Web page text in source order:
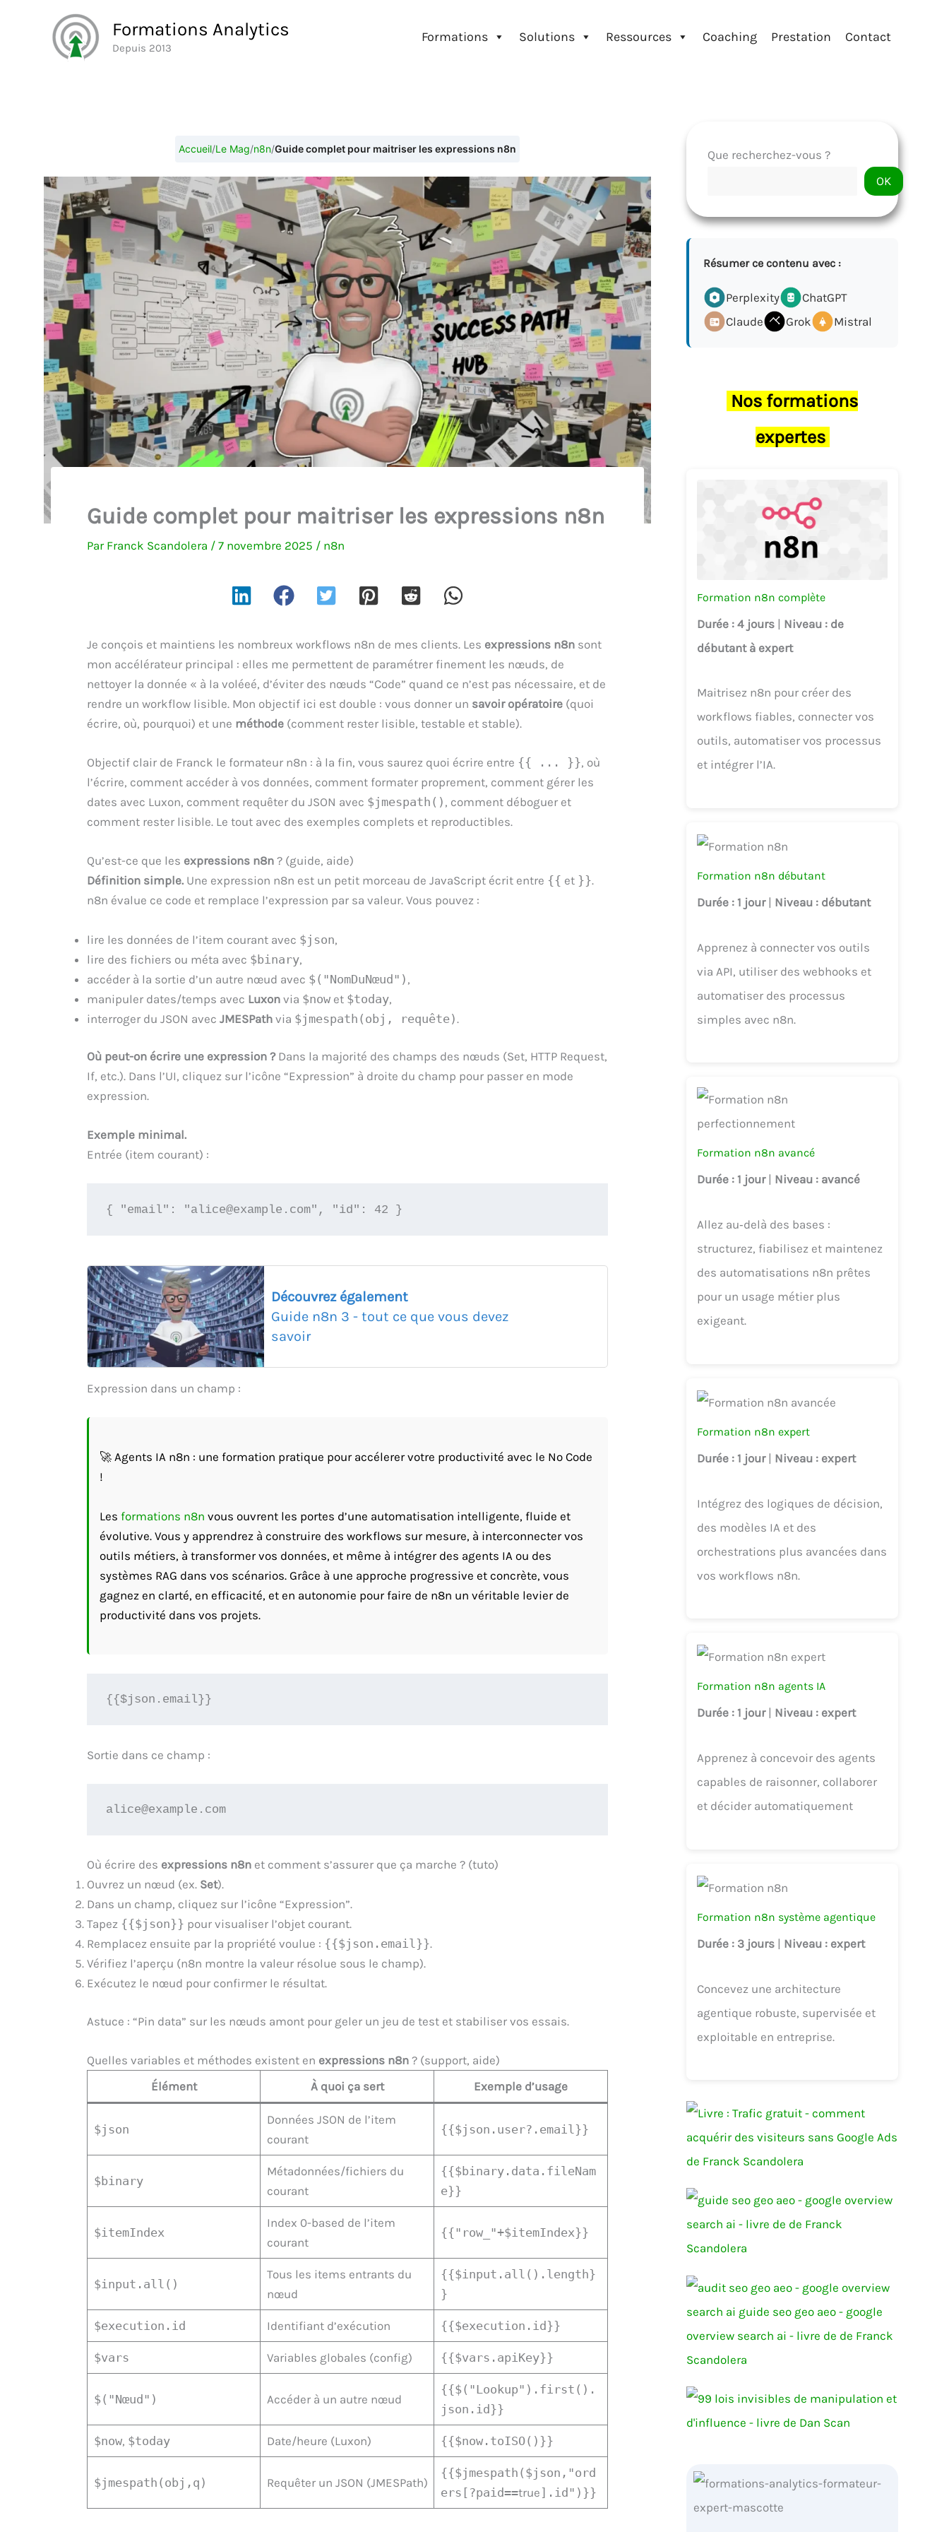
Formations Analytics
Depuis 2013
Formations Solutions Ressources Coaching Prestation Contact
Accueil/Le Mag/n8n/Guide complet pour maitriser les expressions n8n
Guide complet pour maitriser les expressions n8n
Par Franck Scandolera / 7 novembre 2025 / n8n
Je conçois et maintiens les nombreux workflows n8n de mes clients. Les expressions n8n sont
mon accélérateur principal : elles me permettent de paramétrer finement les nœuds, de
nettoyer la donnée « à la voléeé, d’éviter des nœuds “Code” quand ce n’est pas nécessaire, et de
rendre un workflow lisible. Mon objectif ici est double : vous donner un savoir opératoire (quoi
écrire, où, pourquoi) et une méthode (comment rester lisible, testable et stable).
Objectif clair de Franck le formateur n8n : à la fin, vous saurez quoi écrire entre {{ ... }}, où
l’écrire, comment accéder à vos données, comment formater proprement, comment gérer les
dates avec Luxon, comment requêter du JSON avec $jmespath() , comment déboguer et
comment rester lisible. Le tout avec des exemples complets et reproductibles.
Qu’est-ce que les expressions n8n ? (guide, aide)
Définition simple. Une expression n8n est un petit morceau de JavaScript écrit entre {{ et }}.
n8n évalue ce code et remplace l’expression par sa valeur. Vous pouvez :
lire les données de l’item courant avec $json,
lire des fichiers ou méta avec $binary,
accéder à la sortie d’un autre nœud avec $("NomDuNœud") ,
manipuler dates/temps avec Luxon via $now et $today,
interroger du JSON avec JMESPath via $jmespath(obj, requête) .
Où peut-on écrire une expression ?Dans la majorité des champs des nœuds (Set, HTTP Request,
If, etc.). Dans l’UI, cliquez sur l’icône “Expression” à droite du champ pour passer en mode
expression.
Exemple minimal.
Entrée (item courant) :
{ "email": "alice@example.com", "id": 42 }
Découvrez également
Guide n8n 3 - tout ce que vous devez
savoir
Expression dans un champ :
🚀 Agents IA n8n : une formation pratique pour accélerer votre productivité avec le No Code
!
Les formations n8n vous ouvrent les portes d’une automatisation intelligente, fluide et
évolutive. Vous y apprendrez à construire des workflows sur mesure, à interconnecter vos
outils métiers, à transformer vos données, et même à intégrer des agents IA ou des
systèmes RAG dans vos scénarios. Grâce à une approche progressive et concrète, vous
gagnez en clarté, en efficacité, et en autonomie pour faire de n8n un véritable levier de
productivité dans vos projets.
{{$json.email}}
Sortie dans ce champ :
alice@example.com
Où écrire des expressions n8n et comment s’assurer que ça marche ? (tuto)
Ouvrez un nœud (ex. Set).
Dans un champ, cliquez sur l’icône “Expression”.
Tapez {{$json}} pour visualiser l’objet courant.
Remplacez ensuite par la propriété voulue : {{$json.email}}.
Vérifiez l’aperçu (n8n montre la valeur résolue sous le champ).
Exécutez le nœud pour confirmer le résultat.
Astuce : “Pin data” sur les nœuds amont pour geler un jeu de test et stabiliser vos essais.
Quelles variables et méthodes existent en expressions n8n ? (support, aide)
Élément
À quoi ça sert Exemple d’usage
$json
Données JSON de l’item
courant
{{$json.user?.email}}
$binary
Métadonnées/fichiers du
courant
{{$binary.data.fileNam
e}}
$itemIndex
Index 0-based de l’item
courant
{{"row_"+$itemIndex}}
$input.all()
Tous les items entrants du
nœud
{{$input.all().length}
}
$execution.id Identifiant d’exécution {{$execution.id}}
$vars Variables globales (config) {{$vars.apiKey}}
$("Nœud") Accéder à un autre nœud
{{$("Lookup").first().
json.id}}
$now, $today Date/heure (Luxon) {{$now.toISO()}}
$jmespath(obj,q) Requêter un JSON (JMESPath)
{{$jmespath($json,"ord
ers[?paid==true ].id")}}
Que recherchez-vous ?
OK
Résumer ce contenu avec :
Perplexity
ChatGPT
Claude
Grok Mistral
Nos formations
expertes
Formation n8n complète
Durée : 4 jours | Niveau : de
débutant à expert
Maitrisez n8n pour créer des
workflows fiables, connecter vos
outils, automatiser vos processus
et intégrer l’IA.
Formation n8n débutant
Durée : 1 jour | Niveau : débutant
Apprenez à connecter vos outils
via API, utiliser des webhooks et
automatiser des processus
simples avec n8n.
Formation n8n avancé
Durée : 1 jour | Niveau : avancé
Allez au‑delà des bases :
structurez, fiabilisez et maintenez
des automatisations n8n prêtes
pour un usage métier plus
exigeant.
Formation n8n expert
Durée : 1 jour | Niveau : expert
Intégrez des logiques de décision,
des modèles IA et des
orchestrations plus avancées dans
vos workflows n8n.
Formation n8n agents IA
Durée : 1 jour | Niveau : expert
Apprenez à concevoir des agents
capables de raisonner, collaborer
et décider automatiquement
Formation n8n système agentique
Durée : 3 jours | Niveau : expert
Concevez une architecture
agentique robuste, supervisée et
exploitable en entreprise.